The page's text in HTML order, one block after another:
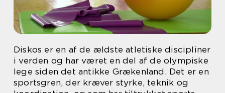
Diskos er en af de ældste atletiske discipliner
i verden og har været en del af de olympiske
lege siden det antikke Grækenland. Det er en
sportsgren, der kræver styrke, teknik og